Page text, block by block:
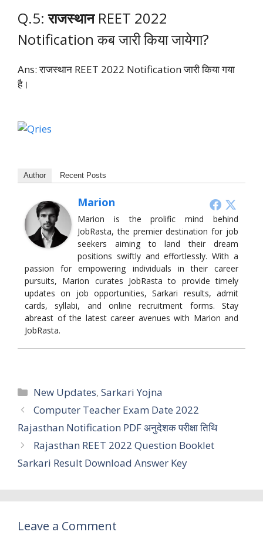
Q.5:राजस्थानREET 2022
Notification कब जारी किया जायेगा?
Ans: राजस्थान REET 2022 Notification जारी किया गया
है।
Author Recent Posts
Marion
Marion is the prolific mind behind
JobRasta, the premier destination for job
seekers aiming to land their dream
positions swiftly and effortlessly. With a
passion for empowering individuals in their career
pursuits, Marion curates JobRasta to provide timely
updates on job opportunities, Sarkari results, admit
cards, syllabi, and online recruitment forms. Stay
abreast of the latest career avenues with Marion and
JobRasta.
Categories
New Updates,Sarkari Yojna
Computer Teacher Exam Date 2022
Rajasthan Notification PDF अनुदेशक परीक्षा तिथि
Rajasthan REET 2022 Question Booklet
Sarkari Result Download Answer Key
Leave a Comment